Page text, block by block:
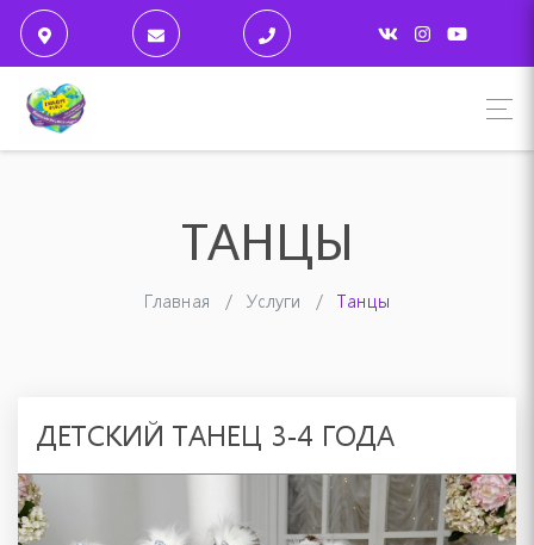
ТАНЦЫ
Главная Услуги Танцы
ДЕТСКИЙ ТАНЕЦ 3-4 ГОДА